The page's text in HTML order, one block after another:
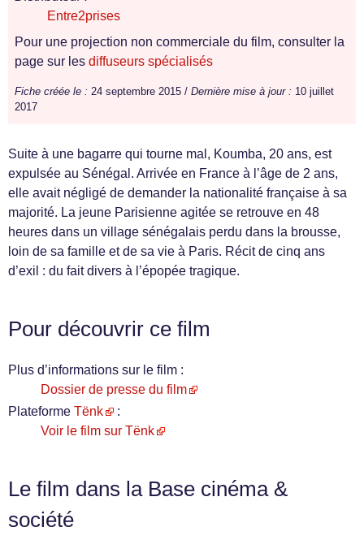
Entre2prises
Pour une projection non commerciale du film, consulter la
page sur les diffuseurs spécialisés
Fiche créée le : 24 septembre 2015 / Dernière mise à jour : 10 juillet
2017
Suite à une bagarre qui tourne mal, Koumba, 20 ans, est
expulsée au Sénégal. Arrivée en France à l’âge de 2 ans,
elle avait négligé de demander la nationalité française à sa
majorité. La jeune Parisienne agitée se retrouve en 48
heures dans un village sénégalais perdu dans la brousse,
loin de sa famille et de sa vie à Paris. Récit de cinq ans
d’exil : du fait divers à l’épopée tragique.
Pour découvrir ce film
Plus d’informations sur le film :
Dossier de presse du film
Plateforme Tënk
:
Voir le film sur Tënk
Le film dans la Base cinéma &
société